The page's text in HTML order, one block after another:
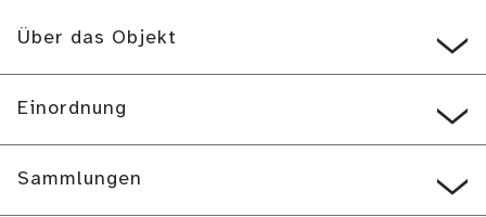
Über das Objekt
Einordnung
Sammlungen